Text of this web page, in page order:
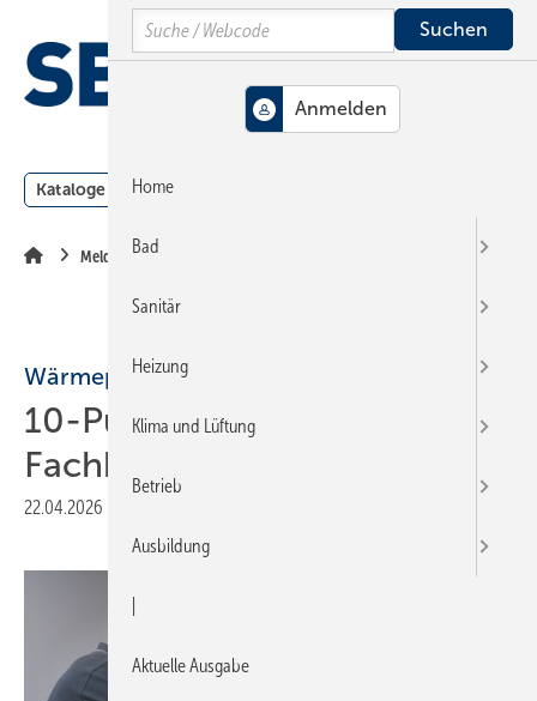
Hauptinhalt
Hauptmenü
SiteSearch
Kataloge Meldungen
Meldungen
Wärmepumpe
10-Punkte-Schulung für
Fach­hand­wer­ker
22.04.2026
Search
Home
Bad
Sanitär
Heizung
Klima und Lüftung
Betrieb
Ausbildung
Aktuelle Ausgabe